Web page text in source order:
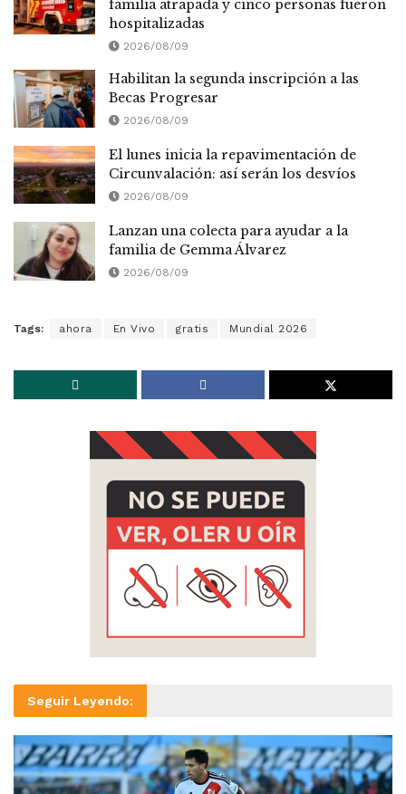
familia atrapada y cinco personas fueron
hospitalizadas
2026/08/09
Habilitan la segunda inscripción a las
Becas Progresar
2026/08/09
El lunes inicia la repavimentación de
Circunvalación: así serán los desvíos
2026/08/09
Lanzan una colecta para ayudar a la
familia de Gemma Álvarez
2026/08/09
Tags: ahora En Vivo gratis Mundial 2026
Seguir Leyendo: